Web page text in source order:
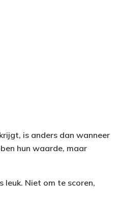
is anders dan wanneer
hun waarde, maar
leuk. Niet om te scoren,